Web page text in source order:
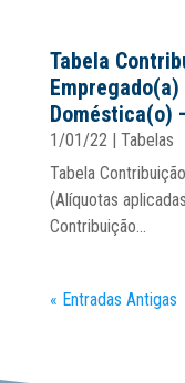
Tabela
Doméstica(o)
1/01/22 | Tabelas
Tabela
(Alíquotas
Contribuição...
« Entradas Antigas